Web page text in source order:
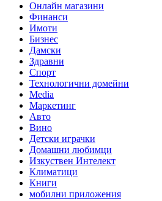
Онлайн магазини
Финанси
Имоти
Бизнес
Дамски
Здравни
Спорт
Технологични домейни
Media
Маркетинг
Авто
Вино
Детски играчки
Домашни любимци
Изкуствен Интелект
Климатици
Книги
мобилни приложения